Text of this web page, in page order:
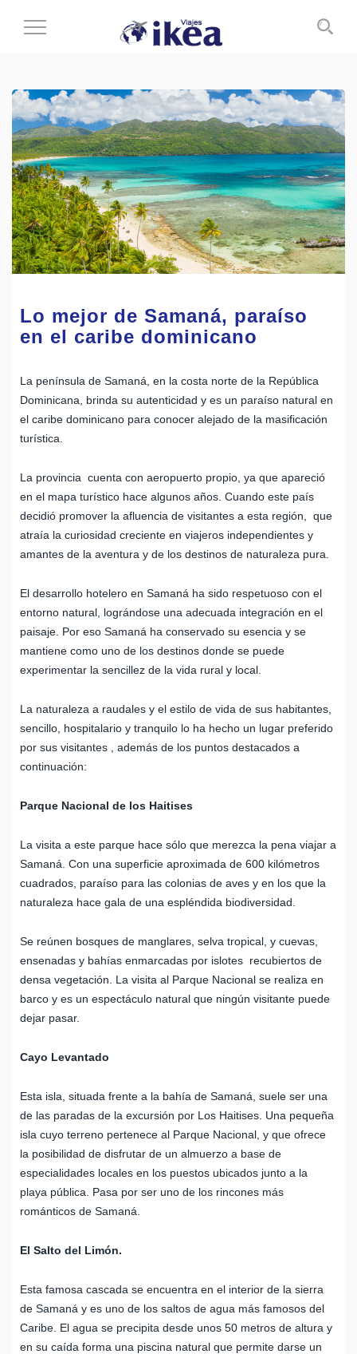
Cambiar
navegación
Lo mejor de Samaná, paraíso
en el caribe dominicano
La península de Samaná, en la costa norte de la República
Dominicana, brinda su autenticidad y es un paraíso natural en
el caribe dominicano para conocer alejado de la masificación
turística.
La provincia cuenta con aeropuerto propio, ya que apareció
en el mapa turístico hace algunos años. Cuando este país
decidió promover la afluencia de visitantes a esta región, que
atraía la curiosidad creciente en viajeros independientes y
amantes de la aventura y de los destinos de naturaleza pura.
El desarrollo hotelero en Samaná ha sido respetuoso con el
entorno natural, lográndose una adecuada integración en el
paisaje. Por eso Samaná ha conservado su esencia y se
mantiene como uno de los destinos donde se puede
experimentar la sencillez de la vida rural y local.
La naturaleza a raudales y el estilo de vida de sus habitantes,
sencillo, hospitalario y tranquilo lo ha hecho un lugar preferido
por sus visitantes , además de los puntos destacados a
continuación:
Parque Nacional de los Haitises
La visita a este parque hace sólo que merezca la pena viajar a
Samaná. Con una superficie aproximada de 600 kilómetros
cuadrados, paraíso para las colonias de aves y en los que la
naturaleza hace gala de una espléndida biodiversidad.
Se reúnen bosques de manglares, selva tropical, y cuevas,
ensenadas y bahías enmarcadas por islotes recubiertos de
densa vegetación. La visita al Parque Nacional se realiza en
barco y es un espectáculo natural que ningún visitante puede
dejar pasar.
Cayo Levantado
Esta isla, situada frente a la bahía de Samaná, suele ser una
de las paradas de la excursión por Los Haitises. Una pequeña
isla cuyo terreno pertenece al Parque Nacional, y que ofrece
la posibilidad de disfrutar de un almuerzo a base de
especialidades locales en los puestos ubicados junto a la
playa pública. Pasa por ser uno de los rincones más
románticos de Samaná.
El Salto del Limón.
Esta famosa cascada se encuentra en el interior de la sierra
de Samaná y es uno de los saltos de agua más famosos del
Caribe. El agua se precipita desde unos 50 metros de altura y
en su caída forma una piscina natural que permite darse un